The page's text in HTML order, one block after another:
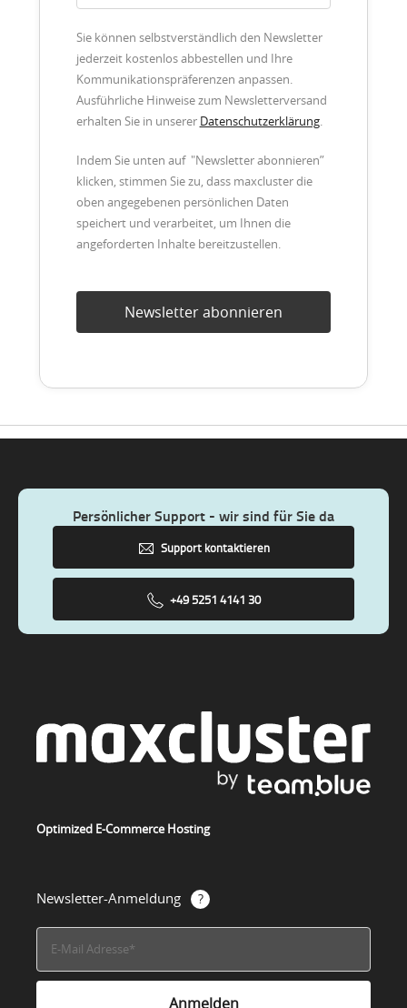
Sie können selbstverständlich den Newsletter
jederzeit kostenlos abbestellen und Ihre
Kommunikationspräferenzen anpassen.
Ausführliche Hinweise zum Newsletterversand
erhalten Sie in unserer Datenschutzerklärung.
Indem Sie unten auf "Newsletter abonnieren”
klicken, stimmen Sie zu, dass maxcluster die
oben angegebenen persönlichen Daten
speichert und verarbeitet, um Ihnen die
angeforderten Inhalte bereitzustellen.
Persönlicher Support - wir sind für Sie da
Support kontaktieren
+49 5251 4141 30
Optimized E-Commerce Hosting
Newsletter-Anmeldung